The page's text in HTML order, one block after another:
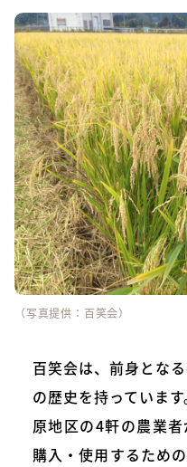
（写真提供：百笑会）
百笑会は、前身とな
の歴史を持っていま
原地区の4軒の農業
購入・使用するため